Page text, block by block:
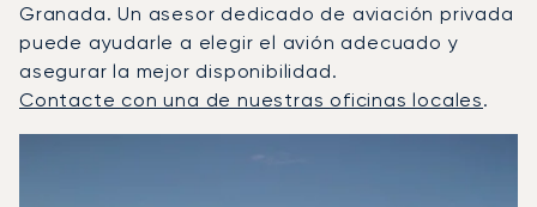
Granada. Un asesor dedicado de aviación privada
puede ayudarle a elegir el avión adecuado y
asegurar la mejor disponibilidad.
Contacte con una de nuestras oficinas locales.